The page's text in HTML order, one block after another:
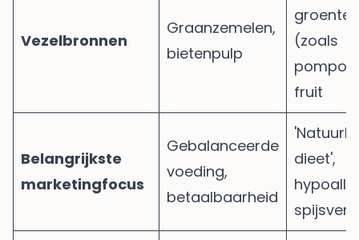
Vezelbronnen
Graanzemelen,
bietenpulp
groenten
(zoals
fruit
Belangrijkste
marketingfocus
Gebalanceerde
voeding,
betaalbaarheid
dieet',